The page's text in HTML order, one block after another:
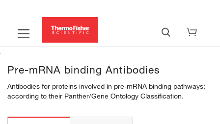
Pre-mRNA binding Antibodies
Antibodies for proteins involved in pre-mRNA binding pathways;
according to their Panther/Gene Ontology Classification.